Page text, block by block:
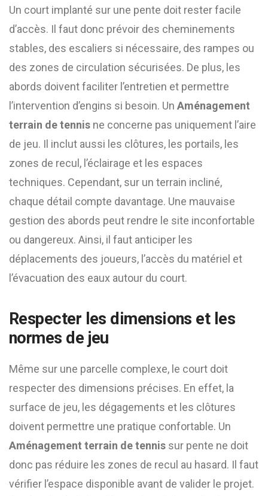
Un court implanté sur une pente doit rester facile
d’accès. Il faut donc prévoir des cheminements
stables, des escaliers si nécessaire, des rampes ou
des zones de circulation sécurisées. De plus, les
abords doivent faciliter l’entretien et permettre
l’intervention d’engins si besoin. Un Aménagement
terrain de tennis ne concerne pas uniquement l’aire
de jeu. Il inclut aussi les clôtures, les portails, les
zones de recul, l’éclairage et les espaces
techniques. Cependant, sur un terrain incliné,
chaque détail compte davantage. Une mauvaise
gestion des abords peut rendre le site inconfortable
ou dangereux. Ainsi, il faut anticiper les
déplacements des joueurs, l’accès du matériel et
l’évacuation des eaux autour du court.
Respecter les dimensions et les
normes de jeu
Même sur une parcelle complexe, le court doit
respecter des dimensions précises. En effet, la
surface de jeu, les dégagements et les clôtures
doivent permettre une pratique confortable. Un
Aménagement terrain de tennis sur pente ne doit
donc pas réduire les zones de recul au hasard. Il faut
vérifier l’espace disponible avant de valider le projet.